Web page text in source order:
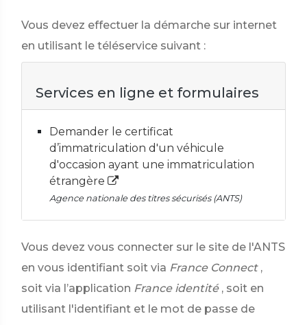
Vous devez effectuer la démarche sur internet
en utilisant le téléservice suivant :
Services en ligne et formulaires
Demander le certificat
d’immatriculation d'un véhicule
d'occasion ayant une immatriculation
étrangère
Agence nationale des titres sécurisés (ANTS)
Vous devez vous connecter sur le site de l'ANTS
en vous identifiant soit via France Connect ,
soit via l’application France identité , soit en
utilisant l'identifiant et le mot de passe de